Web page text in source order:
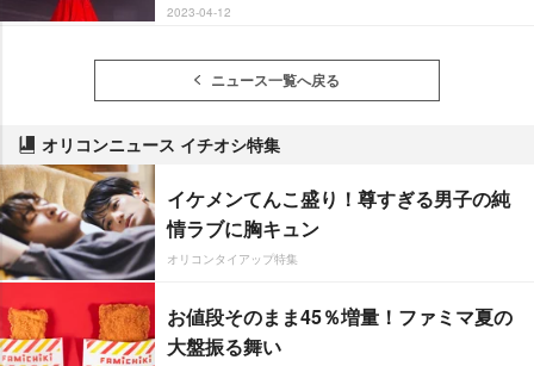
2023-04-12
ニュース一覧へ戻る
オリコンニュース イチオシ特集
イケメンてんこ盛り！尊すぎる男子の純
情ラブに胸キュン
オリコンタイアップ特集
お値段そのまま45％増量！ファミマ夏の
大盤振る舞い